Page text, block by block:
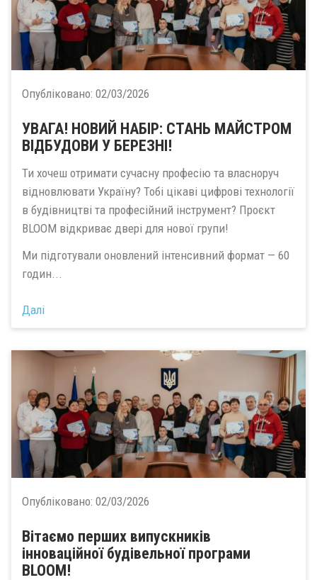
Опубліковано: 02/03/2026
УВАГА! НОВИЙ НАБІР: СТАНЬ МАЙСТРОМ
ВІДБУДОВИ У БЕРЕЗНІ!
Ти хочеш отримати сучасну професію та власноруч
відновлювати Україну? Тобі цікаві цифрові технології
в будівництві та професійний інструмент? Проєкт
BLOOM відкриває двері для нової групи!
Ми підготували оновлений інтенсивний формат — 60
годин...
Далі
Опубліковано: 02/03/2026
Вітаємо перших випускників
інноваційної будівельної програми
BLOOM!